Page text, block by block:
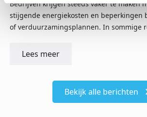
Bedrijven krijgen steeds vaker te maken
stijgende energiekosten en beperkingen
of verduurzamingsplannen. In sommige
Lees meer
Bekijk alle berichten